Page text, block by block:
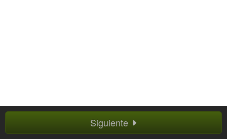
Siguiente